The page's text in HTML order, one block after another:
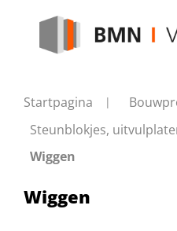
Startpagina
Steunblokjes,
Wiggen
Wiggen